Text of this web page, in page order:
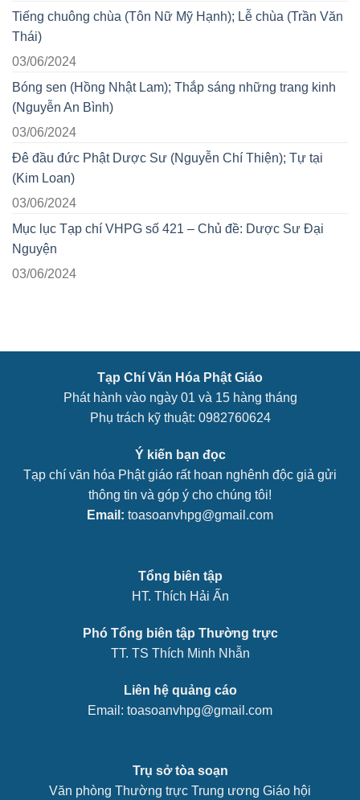
Tiếng chuông chùa (Tôn Nữ Mỹ Hạnh); Lễ chùa (Trần Văn
Thái)
03/06/2024
Bóng sen (Hồng Nhật Lam); Thắp sáng những trang kinh
(Nguyễn An Bình)
03/06/2024
Đê đầu đức Phật Dược Sư (Nguyễn Chí Thiện); Tự tại
(Kim Loan)
03/06/2024
Mục lục Tạp chí VHPG số 421 – Chủ đề: Dược Sư Đại
Nguyện
03/06/2024
Tạp Chí Văn Hóa Phật Giáo
Phát hành vào ngày 01 và 15 hàng tháng
Phụ trách kỹ thuật: 0982760624
Ý kiến bạn đọc
Tạp chí văn hóa Phật giáo rất hoan nghênh độc giả gửi
thông tin và góp ý cho chúng tôi!
Email: toasoanvhpg@gmail.com
Tổng biên tập
HT. Thích Hải Ấn
Phó Tổng biên tập Thường trực
TT. TS Thích Minh Nhẫn
Liên hệ quảng cáo
Email: toasoanvhpg@gmail.com
Trụ sở tòa soạn
Văn phòng Thường trực Trung ương Giáo hội